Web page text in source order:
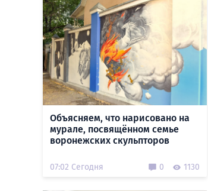
Объясняем, что нарисовано на
мурале, посвящённом семье
воронежских скульпторов
07:02 Сегодня 0 1130